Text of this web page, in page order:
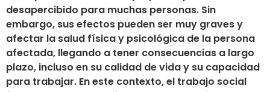
desapercibido para muchas personas. Sin
embargo, sus efectos pueden ser muy graves y
afectar la salud física y psicológica de la persona
afectada, llegando a tener consecuencias a largo
plazo, incluso en su calidad de vida y su capacidad
para trabajar. En este contexto, el trabajo social